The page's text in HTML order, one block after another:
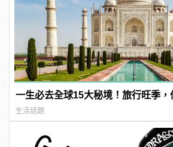
一生必去全球15大秘境！旅行旺季，
生活話題